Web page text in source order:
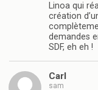
Linoa qui
création
demandes
SDF, eh eh !
Carl
sam